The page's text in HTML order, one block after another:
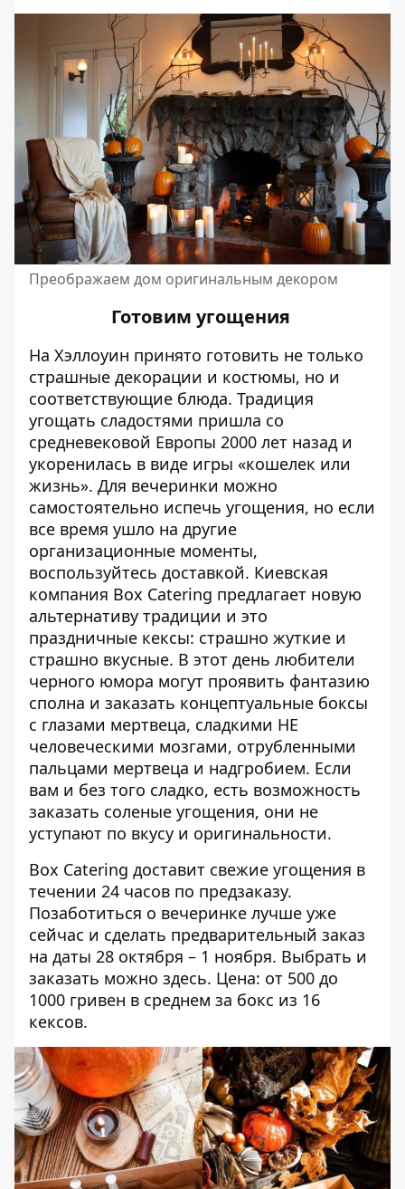
Преображаем дом оригинальным декором
Готовим угощения
На Хэллоуин принято готовить не только
страшные декорации и костюмы, но и
соответствующие блюда. Традиция
угощать сладостями пришла со
средневековой Европы 2000 лет назад и
укоренилась в виде игры «кошелек или
жизнь». Для вечеринки можно
самостоятельно испечь угощения, но если
все время ушло на другие
организационные моменты,
воспользуйтесь доставкой. Киевская
компания Box Catering предлагает новую
альтернативу традиции и это
праздничные кексы: страшно жуткие и
страшно вкусные. В этот день любители
черного юмора могут проявить фантазию
сполна и заказать концептуальные боксы
с глазами мертвеца, сладкими НЕ
человеческими мозгами, отрубленными
пальцами мертвеца и надгробием. Если
вам и без того сладко, есть возможность
заказать соленые угощения, они не
уступают по вкусу и оригинальности.
Box Catering доставит свежие угощения в
течении 24 часов по предзаказу.
Позаботиться о вечеринке лучше уже
сейчас и сделать предварительный заказ
на даты 28 октября – 1 ноября. Выбрать и
заказать можно здесь. Цена: от 500 до
1000 гривен в среднем за бокс из 16
кексов.